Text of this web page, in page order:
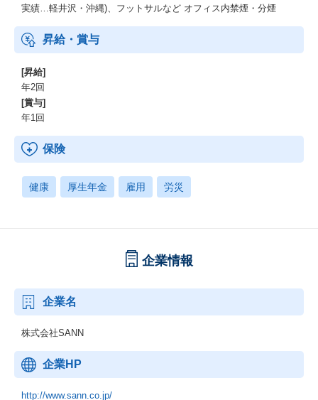
実績…軽井沢・沖縄)、フットサルなど オフィス内禁煙・分煙
昇給・賞与
[昇給]
年2回
[賞与]
年1回
保険
健康 厚生年金 雇用 労災
企業情報
企業名
株式会社SANN
企業HP
http://www.sann.co.jp/